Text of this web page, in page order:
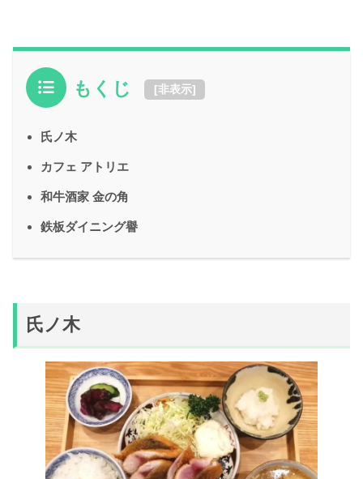
もくじ [非表示]
氏ノ木
カフェ アトリエ
和牛酒家 金の角
鉄板ダイニング譽
氏ノ木